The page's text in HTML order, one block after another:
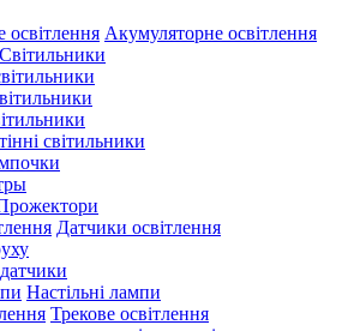
Акумуляторне освітлення
Світильники
світильники
Датчики освітлення
Настільні лампи
Трекове освітлення